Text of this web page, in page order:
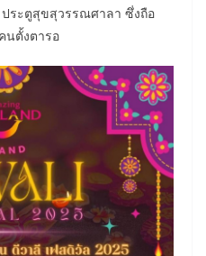
ประตูสุขสุวรรณศาลา ซึ่งถือ
นตั้งตารอ